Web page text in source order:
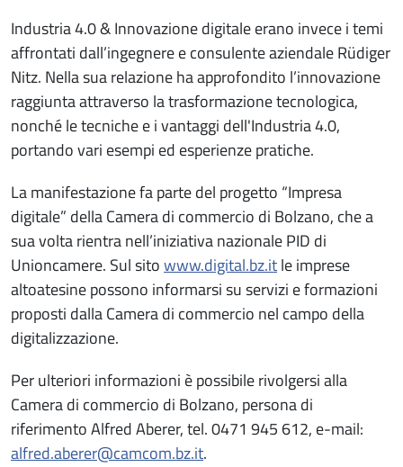
Industria 4.0 & Innovazione digitale erano invece i temi
affrontati dall’ingegnere e consulente aziendale Rüdiger
Nitz. Nella sua relazione ha approfondito l’innovazione
raggiunta attraverso la trasformazione tecnologica,
nonché le tecniche e i vantaggi dell'Industria 4.0,
portando vari esempi ed esperienze pratiche.
La manifestazione fa parte del progetto “Impresa
digitale” della Camera di commercio di Bolzano, che a
sua volta rientra nell’iniziativa nazionale PID di
Unioncamere. Sul sitowww.digital.bz.itle imprese
altoatesine possono informarsi su servizi e formazioni
proposti dalla Camera di commercio nel campo della
digitalizzazione.
Per ulteriori informazioni è possibile rivolgersi alla
Camera di commercio di Bolzano, persona di
riferimento Alfred Aberer, tel. 0471 945 612, e-mail:
alfred.aberer@camcom.bz.it.